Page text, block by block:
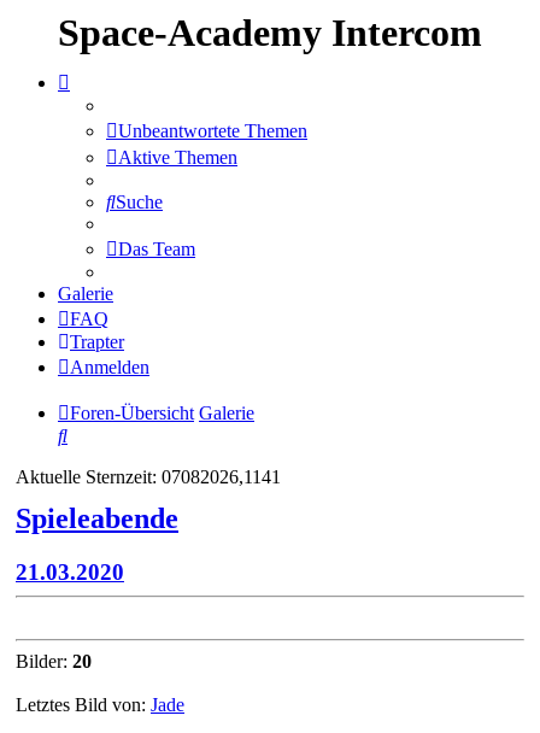
Space-Academy Intercom
Unbeantwortete Themen
Aktive Themen
Suche
Das Team
Galerie
FAQ
Trapter
Anmelden
Foren-Übersicht Galerie
Suche
Aktuelle Sternzeit: 07082026,1141
Spieleabende
21.03.2020
Bilder: 20
Letztes Bild von: Jade